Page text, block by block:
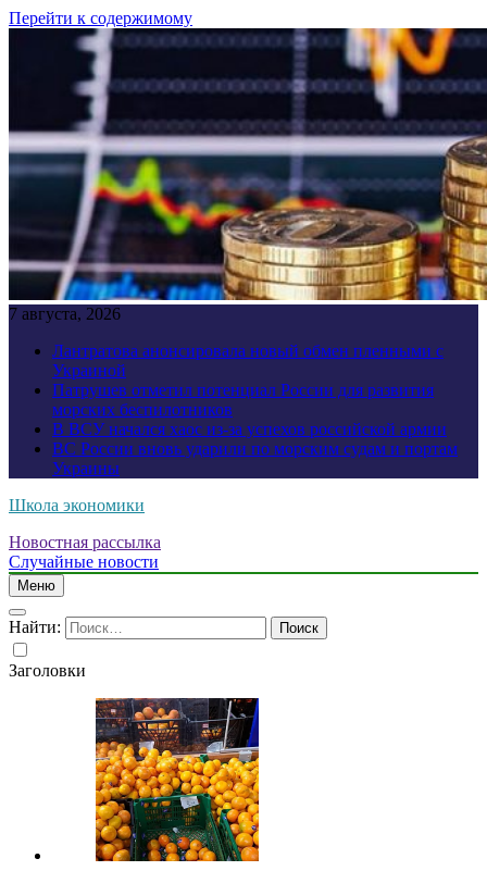
Перейти к содержимому
7 августа, 2026
Лантратова анонсировала новый обмен пленными с
Украиной
Патрушев отметил потенциал России для развития
морских беспилотников
В ВСУ начался хаос из-за успехов российской армии
ВС России вновь ударили по морским судам и портам
Украины
Школа экономики
Новостная рассылка
Случайные новости
Меню
Найти:
Заголовки